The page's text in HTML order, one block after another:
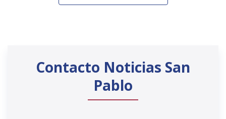
Contacto Noticias San
Pablo